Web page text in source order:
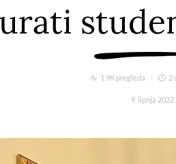
1.9K pregleda 2
9. lipnja 2022.